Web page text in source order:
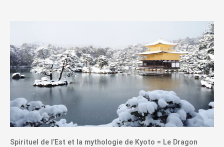
Spirituel de l’Est et la mythologie de Kyoto = Le Dragon